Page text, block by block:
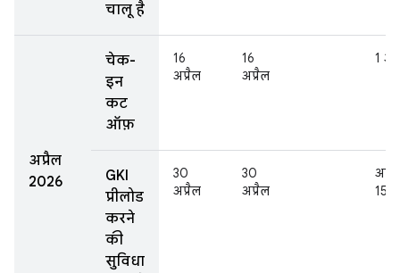
चालू है
अप्रैल
2026
चेक-
इन
कट
ऑफ़
16
अप्रैल
16
अप्रैल
1
GKI
प्रीलोड
करने
की
सुविधा
30
अप्रैल
30
अप्रैल
15